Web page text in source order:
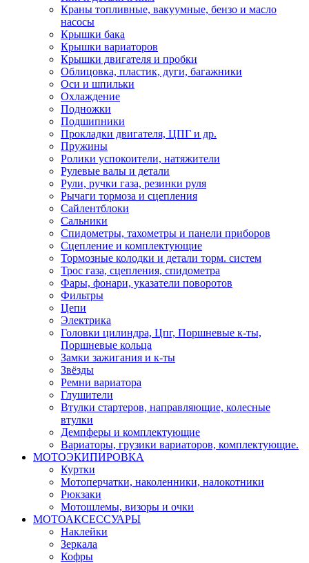
Краны топливные, вакуумные, бензо и масло
насосы
Крышки бака
Крышки вариаторов
Крышки двигателя и пробки
Облицовка, пластик, дуги, багажники
Оси и шпильки
Охлаждение
Подножки
Подшипники
Прокладки двигателя, ЦПГ и др.
Пружины
Ролики успокоители, натяжители
Рулевые валы и детали
Рули, ручки газа, резинки руля
Рычаги тормоза и сцепления
Сайлентблоки
Сальники
Спидометры, тахометры и панели приборов
Сцепление и комплектующие
Тормозные колодки и детали торм. систем
Трос газа, сцепления, спидометра
Фары, фонари, указатели поворотов
Фильтры
Цепи
Электрика
Головки цилиндра, Цпг, Поршневые к-ты,
Поршневые кольца
Замки зажигания и к-ты
Звёзды
Ремни вариатора
Глушители
Втулки стартеров, направляющие, колесные
втулки
Демпферы и комплектующие
Вариаторы, грузики вариаторов, комплектующие.
МОТОЭКИПИРОВКА
Куртки
Мотоперчатки, наколенники, налокотники
Рюкзаки
Мотошлемы, визоры и очки
МОТОАКСЕССУАРЫ
Наклейки
Зеркала
Кофры